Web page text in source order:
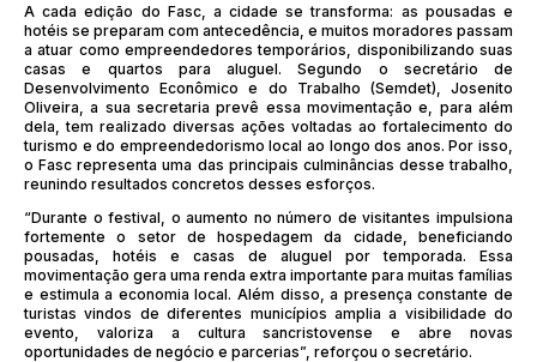
A cada edição do Fasc, a cidade se transforma: as pousadas e
hotéis se preparam com antecedência, e muitos moradores passam
a atuar como empreendedores temporários, disponibilizando suas
casas e quartos para aluguel. Segundo o secretário de
Desenvolvimento Econômico e do Trabalho (Semdet), Josenito
Oliveira, a sua secretaria prevê essa movimentação e, para além
dela, tem realizado diversas ações voltadas ao fortalecimento do
turismo e do empreendedorismo local ao longo dos anos. Por isso,
o Fasc representa uma das principais culminâncias desse trabalho,
reunindo resultados concretos desses esforços.
“Durante o festival, o aumento no número de visitantes impulsiona
fortemente o setor de hospedagem da cidade, beneficiando
pousadas, hotéis e casas de aluguel por temporada. Essa
movimentação gera uma renda extra importante para muitas famílias
e estimula a economia local. Além disso, a presença constante de
turistas vindos de diferentes municípios amplia a visibilidade do
evento, valoriza a cultura sancristovense e abre novas
oportunidades de negócio e parcerias”, reforçou o secretário.